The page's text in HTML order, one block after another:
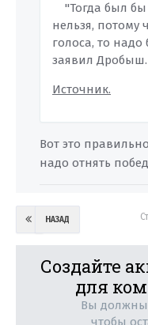
"Тогда был бы
нельзя, потому
голоса, то надо
заявил Дробыш.
Источник.
Вот это
надо отнять
НАЗАД
Создайте
для
Вы должны
чтобы